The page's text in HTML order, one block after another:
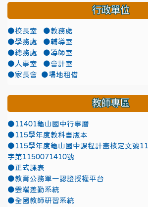
行政單位
●校長室
●教務處
●學務處
●輔導室
●總務處
●導師室
●人事室
●會計室
●家長會
●場地租借
教師專區
●11401龜山國中行事曆
●115學年度教科書版本
●115學年度龜山國中課程計畫核定文號
字第1150071410號
●正式課表
●教育公務單一認證授權平台
●雲端差勤系統
●全國教師研習系統